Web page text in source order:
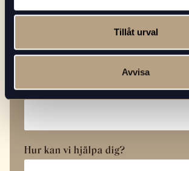
Tillåt urval
Avvisa
Telefonnummer*
Hur kan vi hjälpa dig?